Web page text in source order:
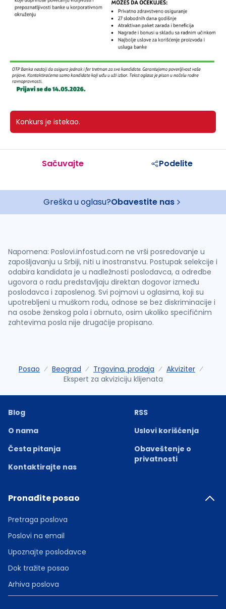
Konkurs je istekao.
Sačuvajte Podelite
Greška u oglasu?Obavestite nas
Napomena: Poslovi.infostud.com ne vrši posredovanje u
zapošljavanju u Srbiji, niti u inostranstvu. Postupak selekcije i
odabira kandidata je u nadležnosti poslodavca, a odredbe
ugovora o radu predstavljaju direktan dogovor između
poslodavca i zaposlenog. Svi pojmovi u oglasima, koji su
upotrebljeni u muškom rodu, odnose se bez diskriminacije i
na osobe ženskog pola i obrnuto, osim ukoliko specifičnim
zahtevima posla nije drugačije propisano.
Posao Beograd Trgovina, prodaja
Akviziter
Ekspert za akviziciju klijenata
Blog
O nama
Česta pitanja
Kontaktirajte nas
RSS
Uslovi korišćenja
Obaveštenje o
privatnosti
Pronađite posao
Pretraga poslova
Poslovi na email
Upoznajte poslodavce
Dok tražite posao
Arhiva poslova